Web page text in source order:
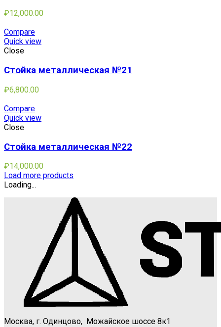
₽12,000.00
Compare
Quick view
Close
Стойка металлическая №21
₽6,800.00
Compare
Quick view
Close
Стойка металлическая №22
₽14,000.00
Load more products
Loading...
Москва, г. Одинцово, Можайское шоссе 8к1